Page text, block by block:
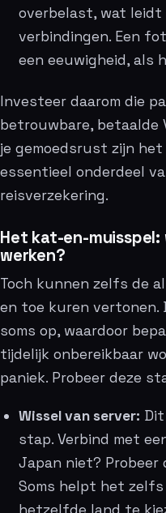
overbelast, wat
verbindingen. Een
een eeuwigheid, als
Investeer daarom die
betrouwbare, betaalde
je gemoedsrust zijn
essentieel onderdeel
reisverzekering.
Het kat-en-
werken?
Toch kunnen zelfs de
en toe kuren vertonen.
soms op, waardoor
tijdelijk onbereikbaar
paniek. Probeer deze
Wissel van server:
stap. Verbind met
Japan niet? Probeer
Soms helpt het zelfs